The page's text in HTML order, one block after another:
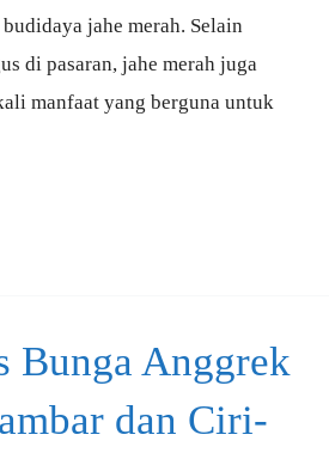
jahe merah. Selain
di pasaran, jahe merah juga
manfaat yang berguna untuk
Bunga Anggrek
dan Ciri-